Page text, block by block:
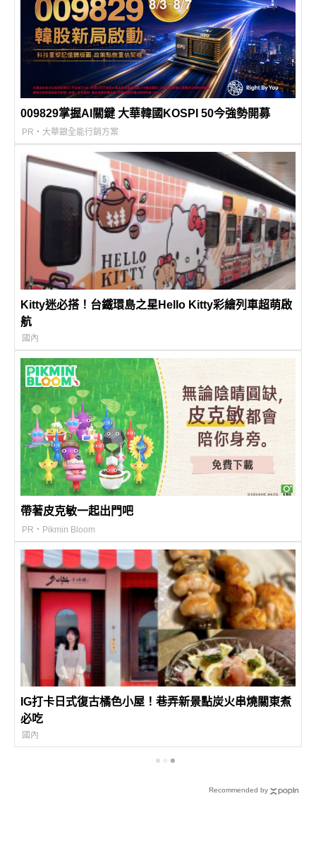
009829掌握AI關鍵 大華韓國KOSPI 50今強勢開募
PR・大華銀全能行銷方案
Kitty迷必搭！台鐵環島之星Hello Kitty彩繪列車超萌啟
航
國內
帶著皮克敏一起出門吧
PR・Pikmin Bloom
IG打卡日式復古橘色小屋！巷弄新景點炭火串燒關東煮
必吃
國內
Recommended by